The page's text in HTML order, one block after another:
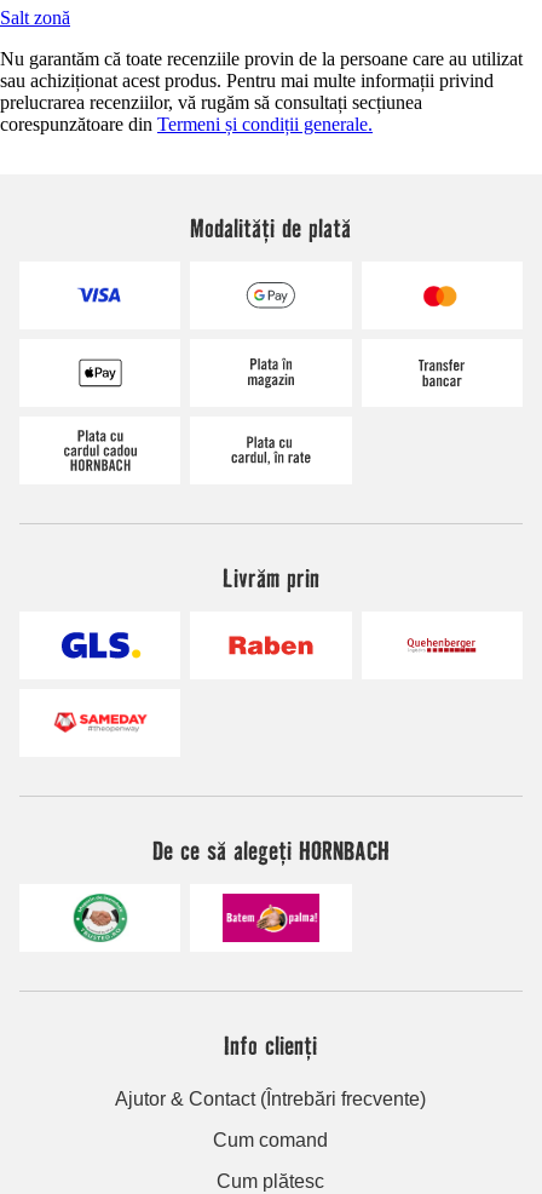
Salt zonă
Nu garantăm că toate recenziile provin de la persoane care au utilizat
sau achiziționat acest produs. Pentru mai multe informații privind
prelucrarea recenziilor, vă rugăm să consultați secțiunea
corespunzătoare din Termeni și condiții generale.
Modalități de plată
Livrăm prin
De ce să alegeți HORNBACH
Info clienți
Ajutor & Contact (Întrebări frecvente)
Cum comand
Cum plătesc